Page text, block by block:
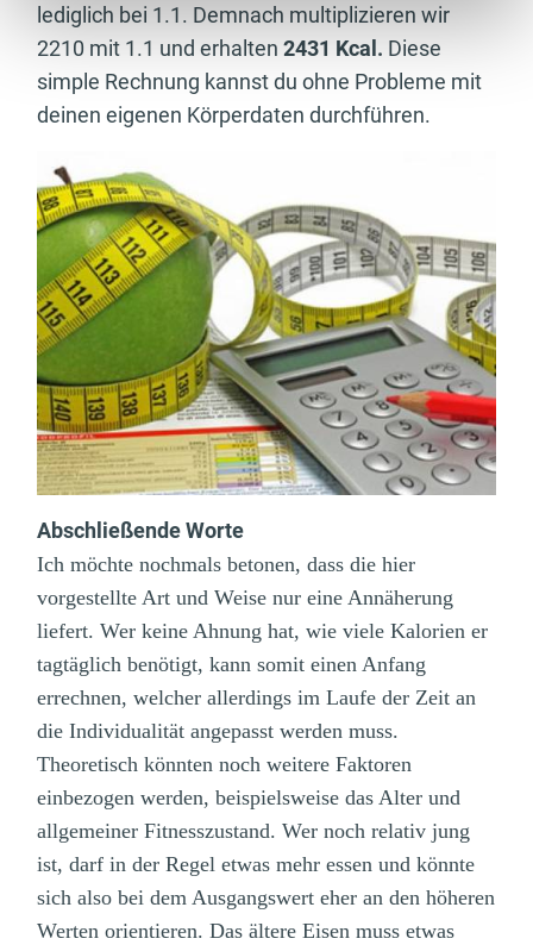
lediglich bei 1.1. Demnach multiplizieren wir
2210 mit 1.1 und erhalten 2431 Kcal. Diese
simple Rechnung kannst du ohne Probleme mit
deinen eigenen Körperdaten durchführen.
Abschließende Worte
Ich möchte nochmals betonen, dass die hier
vorgestellte Art und Weise nur eine Annäherung
liefert. Wer keine Ahnung hat, wie viele Kalorien er
tagtäglich benötigt, kann somit einen Anfang
errechnen, welcher allerdings im Laufe der Zeit an
die Individualität angepasst werden muss.
Theoretisch könnten noch weitere Faktoren
einbezogen werden, beispielsweise das Alter und
allgemeiner Fitnesszustand. Wer noch relativ jung
ist, darf in der Regel etwas mehr essen und könnte
sich also bei dem Ausgangswert eher an den höheren
Werten orientieren. Das ältere Eisen muss etwas